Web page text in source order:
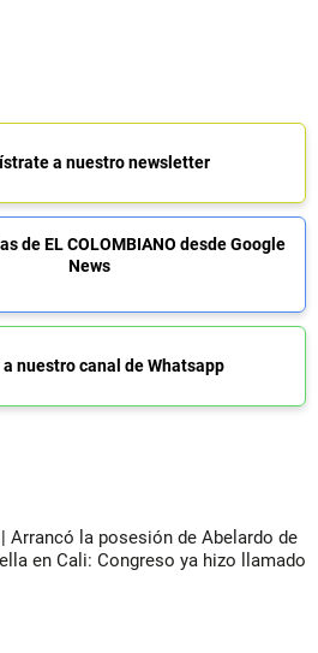
a nuestro newsletter
de EL COLOMBIANO desde Google
News
a nuestro canal de Whatsapp
Arrancó la posesión de Abelardo de
en Cali: Congreso ya hizo llamado